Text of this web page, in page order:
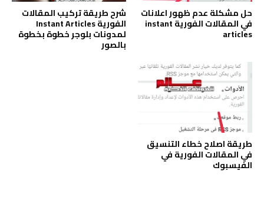
حل مشكلة عدم ظهور اعلانات
في المقالات الفورية instant
articles
شرح طريقة تركيب المقالات
الفورية Instant Articles
لمدونات بلوجر خطوة بخطوة
بالصور
طريقة اصلاح خطاء التنسيق
في المقالات الفورية في
الفيسبوك